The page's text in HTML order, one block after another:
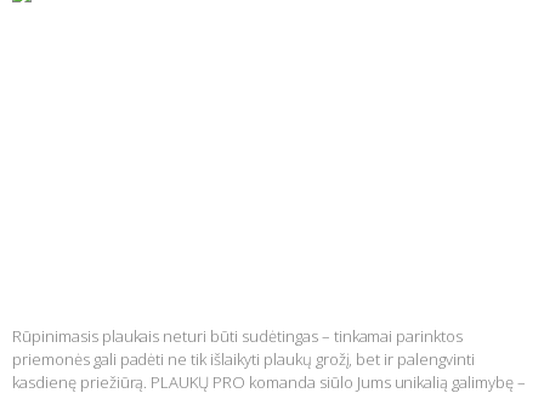
Rūpinimasis plaukais neturi būti sudėtingas – tinkamai parinktos
priemonės gali padėti ne tik išlaikyti plaukų grožį, bet ir palengvinti
kasdienę priežiūrą. PLAUKŲ PRO komanda siūlo Jums unikalią galimybę –